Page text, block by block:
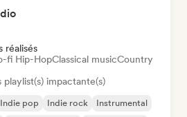
réalisés
fi Hip-HopClassical musicCountry
impactante(s)
Indie pop Indie rock
Instrumental